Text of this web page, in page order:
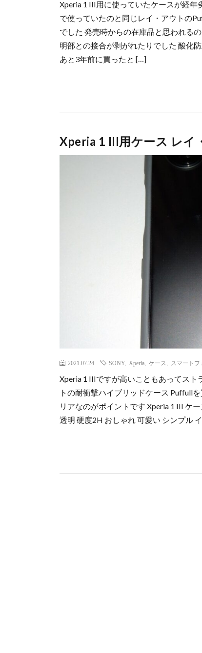
Xperia 1 III用に使っていたケースが経
で使っていたのと同じレイ・アウトの
でした 発売時からの在庫品と思われる
明部との接合が剥がれたりでした 酸化
あと3年前に買ったと […]
Xperia 1 III用ケース レ
2021.07.24 SONY, Xperia ケース スマートフ
Xperia 1 IIIですが高いこともあってス
トの耐衝撃ハイブリッドケース Puffull
リアなのがポイントです Xperia 1 III ケ
透明 硬度2H おしゃれ 可愛い シンプル